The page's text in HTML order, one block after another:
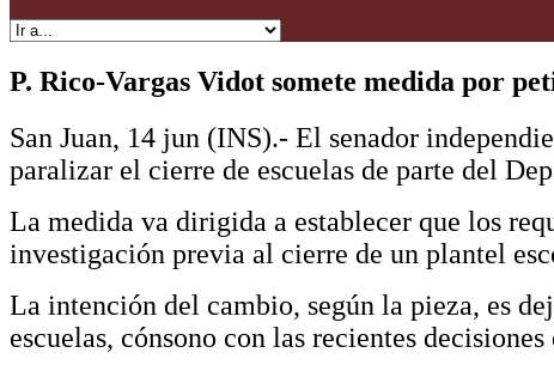
P. Rico-Vargas Vidot somete medida por
San Juan, 14 jun (INS).- El senador
paralizar el cierre de escuelas de parte del
La medida va dirigida a establecer que los
investigación previa al cierre de un plantel
La intención del cambio, según la pieza, es
escuelas, cónsono con las recientes